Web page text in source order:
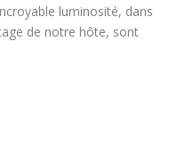
luminosité, dans
de notre hôte, sont